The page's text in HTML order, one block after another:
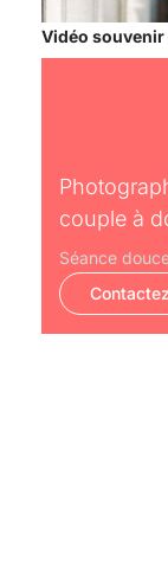
Vidéo
couple à
Séance